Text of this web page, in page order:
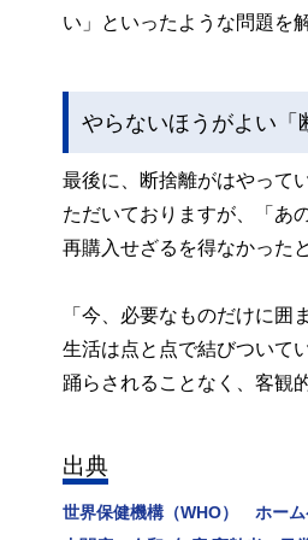
い」といったような問題を
やらないほうがよい「
最後に、断捨離がはやって
ただいておりますが、「あ
再購入せざるを得なかった
「今、必要なものだけに
生活は点と点で結びついて
踊らされることなく、客観
出典
世界保健機構（WHO） ホーム